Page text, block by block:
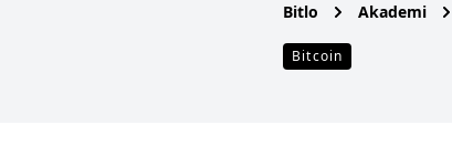
Bitlo Akademi
Bitcoin